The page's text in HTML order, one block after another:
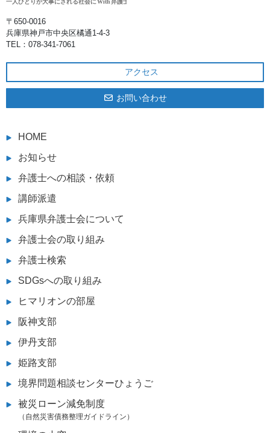
〒650‐0016
兵庫県神戸市中央区橘通1-4-3
TEL：078-341-7061
アクセス
お問い合わせ
HOME
お知らせ
弁護士への相談・依頼
講師派遣
兵庫県弁護士会について
弁護士会の取り組み
弁護士検索
SDGsへの取り組み
ヒマリオンの部屋
阪神支部
伊丹支部
姫路支部
境界問題相談センターひょうご
被災ローン減免制度
（自然災害債務整理ガイドライン）